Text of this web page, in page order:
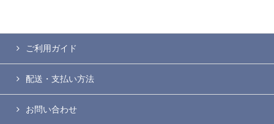
ご利用ガイド
配送・支払い方法
お問い合わせ